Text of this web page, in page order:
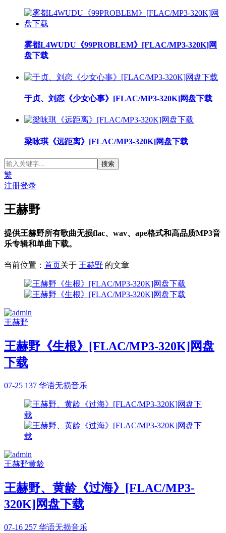
雾都L4WUDU《99PROBLEM》[FLAC/MP3-320K]网
盘下载
于贞、刘恋《少女心事》[FLAC/MP3-320K]网盘下载
梁咏琪《远距离》[FLAC/MP3-320K]网盘下载
繁
注册登录
王赫野
提供王赫野所有歌曲无损flac、wav、ape格式和高品质MP3音
乐专辑和单曲下载。
当前位置： 首页关于 王赫野 的文章
王赫野
王赫野《生根》[FLAC/MP3-320K]网盘
下载
07-25 137 华语无损音乐
王赫野黄龄
王赫野、黄龄《过海》[FLAC/MP3-
320K]网盘下载
07-16 257 华语无损音乐